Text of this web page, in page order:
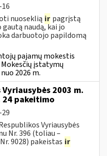
nuoseklią ir pagrįstą
naudą, kai jo
darbuotojo papildomą
pajamų mokestis
Mokesčių įstatymų
2026 m.
2003 m.
24 pakeitimo
Vyriausybės
Nr. 396 (toliau –
9028) pakeistas ir